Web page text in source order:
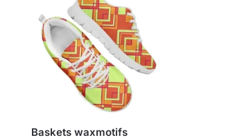
Baskets waxmotifs